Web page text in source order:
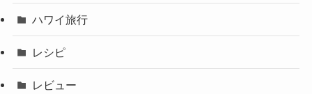
ハワイ旅行
レシピ
レビュー